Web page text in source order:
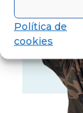
Política de
cookies